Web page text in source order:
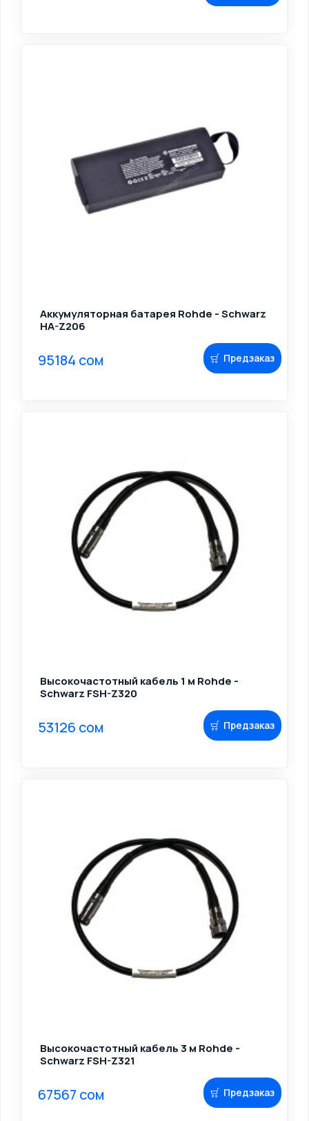
Аккумуляторная батарея Rohde - Schwarz
HA-Z206
95184 сом Предзаказ
Высокочастотный кабель 1 м Rohde -
Schwarz FSH-Z320
53126 сом Предзаказ
Высокочастотный кабель 3 м Rohde -
Schwarz FSH-Z321
67567 сом Предзаказ